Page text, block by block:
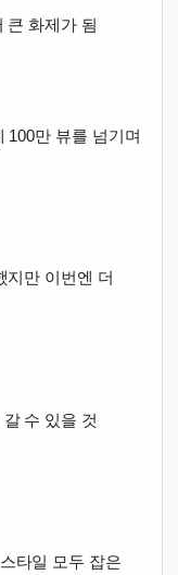
큰 화제가 됨
100만 뷰를 넘기며
지만 이번엔 더
수 있을 것
타일 모두 잡은